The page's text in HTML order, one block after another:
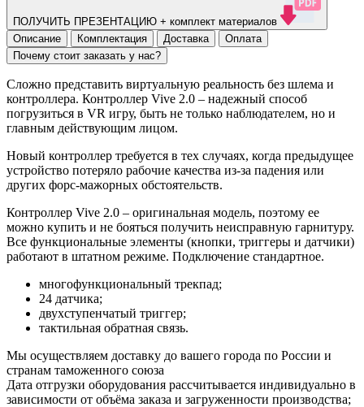
ПОЛУЧИТЬ ПРЕЗЕНТАЦИЮ + комплект материалов
Описание
Комплектация Доставка
Оплата
Почему стоит заказать у нас?
Сложно представить виртуальную реальность без шлема и
контроллера. Контроллер Vive 2.0 – надежный способ
погрузиться в VR игру, быть не только наблюдателем, но и
главным действующим лицом.
Новый контроллер требуется в тех случаях, когда предыдущее
устройство потеряло рабочие качества из-за падения или
других форс-мажорных обстоятельств.
Контроллер Vive 2.0 – оригинальная модель, поэтому ее
можно купить и не бояться получить неисправную гарнитуру.
Все функциональные элементы (кнопки, триггеры и датчики)
работают в штатном режиме. Подключение стандартное.
многофункциональный трекпад;
24 датчика;
двухступенчатый триггер;
тактильная обратная связь.
Мы осуществляем доставку до вашего города по России и
странам таможенного союза
Дата отгрузки оборудования рассчитывается индивидуально в
зависимости от объёма заказа и загруженности производства;